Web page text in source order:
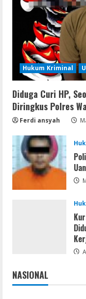
2
3
VL
VL
FL
Hukum Kriminal
Diduga Curi HP,
Diringkus Polres
Ferdi ansyah
NASIONAL
Jakarta